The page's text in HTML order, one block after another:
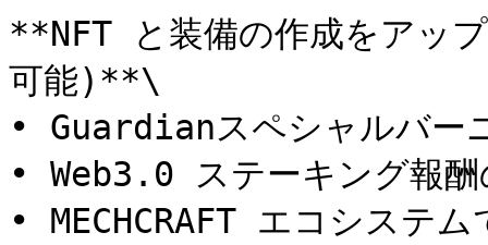
**NFT と装備の作成をアッ
可能)**\
• Guardianスペシャルバー
• Web3.0 ステーキング報
• MECHCRAFT エコシステ